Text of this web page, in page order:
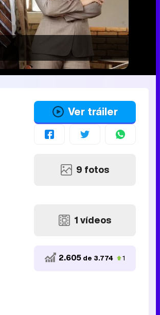
Ver tráiler
9 fotos
1 vídeos
2.605de 3.774 1